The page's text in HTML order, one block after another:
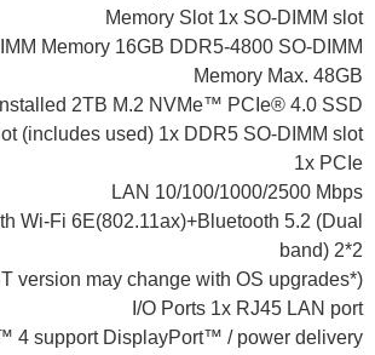
Memory Slot 1x SO-DIMM slot
Memory 16GB DDR5-4800 SO-DIMM
Memory Max. 48GB
2TB M.2 NVMe™ PCIe® 4.0 SSD
(includes used) 1x DDR5 SO-DIMM slot
1x PCIe
LAN 10/100/1000/2500 Mbps
Wi-Fi 6E(802.11ax)+Bluetooth 5.2 (Dual
band) 2*2
(*BT version may change with OS upgrades.)
I/O Ports 1x RJ45 LAN port
4 support DisplayPort™ / power delivery